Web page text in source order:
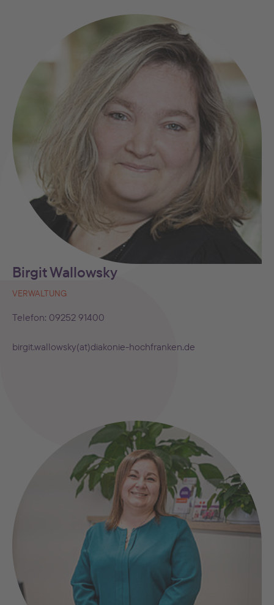
Birgit Wallowsky
VERWALTUNG
Telefon: 09252 91400
birgit.wallowsky(at)diakonie-hochfranken.de